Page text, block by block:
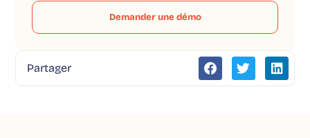
Demander une démo
Partager